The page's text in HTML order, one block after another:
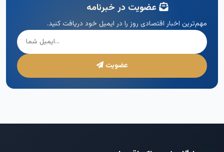
عضویت در خبرنامه
مهم‌ترین اخبار اقتصادی روز را در ایمیل خود دریافت کنید.
عضویت